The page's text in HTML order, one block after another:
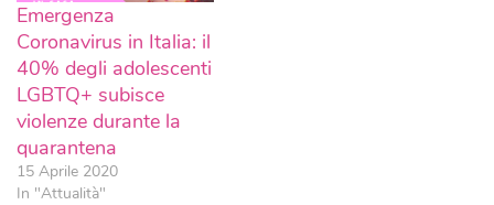
Emergenza
Coronavirus in Italia: il
40% degli adolescenti
LGBTQ+ subisce
violenze durante la
quarantena
15 Aprile 2020
In "Attualità"